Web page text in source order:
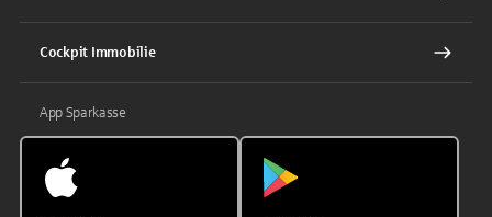
Cockpit Immobilie
App Sparkasse